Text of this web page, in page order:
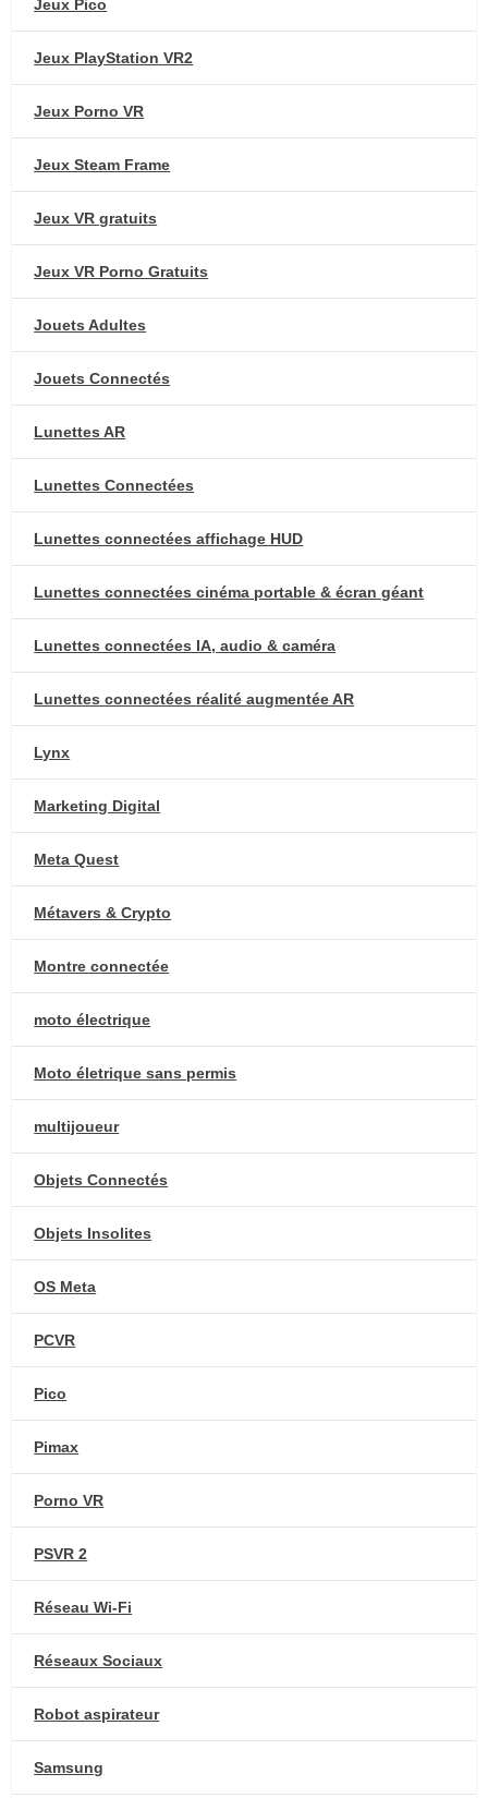
Jeux Pico
Jeux PlayStation VR2
Jeux Porno VR
Jeux Steam Frame
Jeux VR gratuits
Jeux VR Porno Gratuits
Jouets Adultes
Jouets Connectés
Lunettes AR
Lunettes Connectées
Lunettes connectées affichage HUD
Lunettes connectées cinéma portable & écran géant
Lunettes connectées IA, audio & caméra
Lunettes connectées réalité augmentée AR
Lynx
Marketing Digital
Meta Quest
Métavers & Crypto
Montre connectée
moto électrique
Moto életrique sans permis
multijoueur
Objets Connectés
Objets Insolites
OS Meta
PCVR
Pico
Pimax
Porno VR
PSVR 2
Réseau Wi-Fi
Réseaux Sociaux
Robot aspirateur
Samsung